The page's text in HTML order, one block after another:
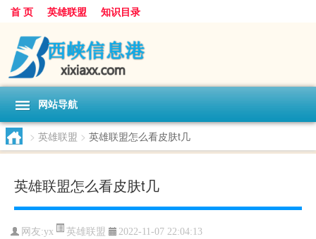
首 页 英雄联盟 知识目录
网站导航
> 英雄联盟 > 英雄联盟怎么看皮肤t几
英雄联盟怎么看皮肤t几
网友:yx 英雄联盟 2022-11-07 22:04:13